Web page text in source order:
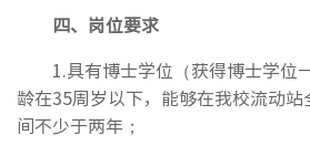
四、岗位要求
1.具有博士学位（获得博士学位
龄在35周岁以下，能够在我校流动
间不少于两年；